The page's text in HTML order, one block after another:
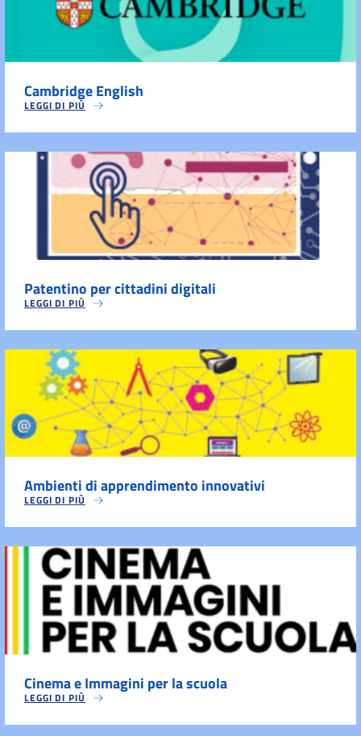
Cambridge English
LEGGI DI PIÙ
Patentino per cittadini digitali
LEGGI DI PIÙ
Ambienti di apprendimento innovativi
LEGGI DI PIÙ
Cinema e Immagini per la scuola
LEGGI DI PIÙ